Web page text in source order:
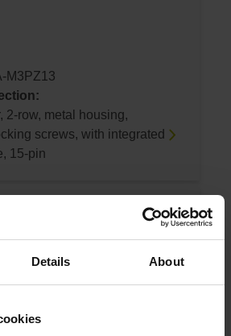
Details About
M3PZ13
2-row, metal housing,
screws, with integrated
15-pin